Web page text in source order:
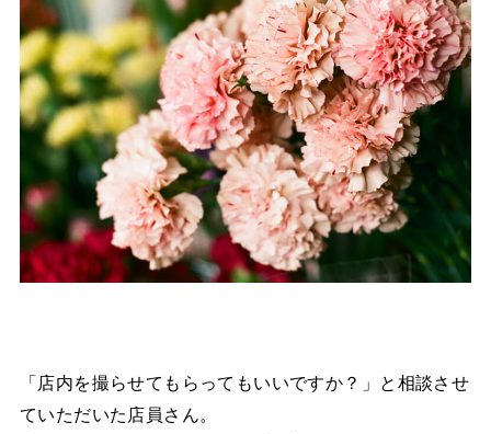
「店内を撮らせてもらってもいいですか？」と相談させ
ていただいた店員さん。